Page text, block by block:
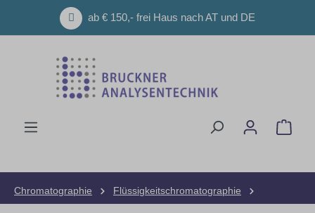
Zum Hauptinhalt springenab € 150,- frei Haus nach AT und DE
Chromatographie
Flüssigkeitschromatographie